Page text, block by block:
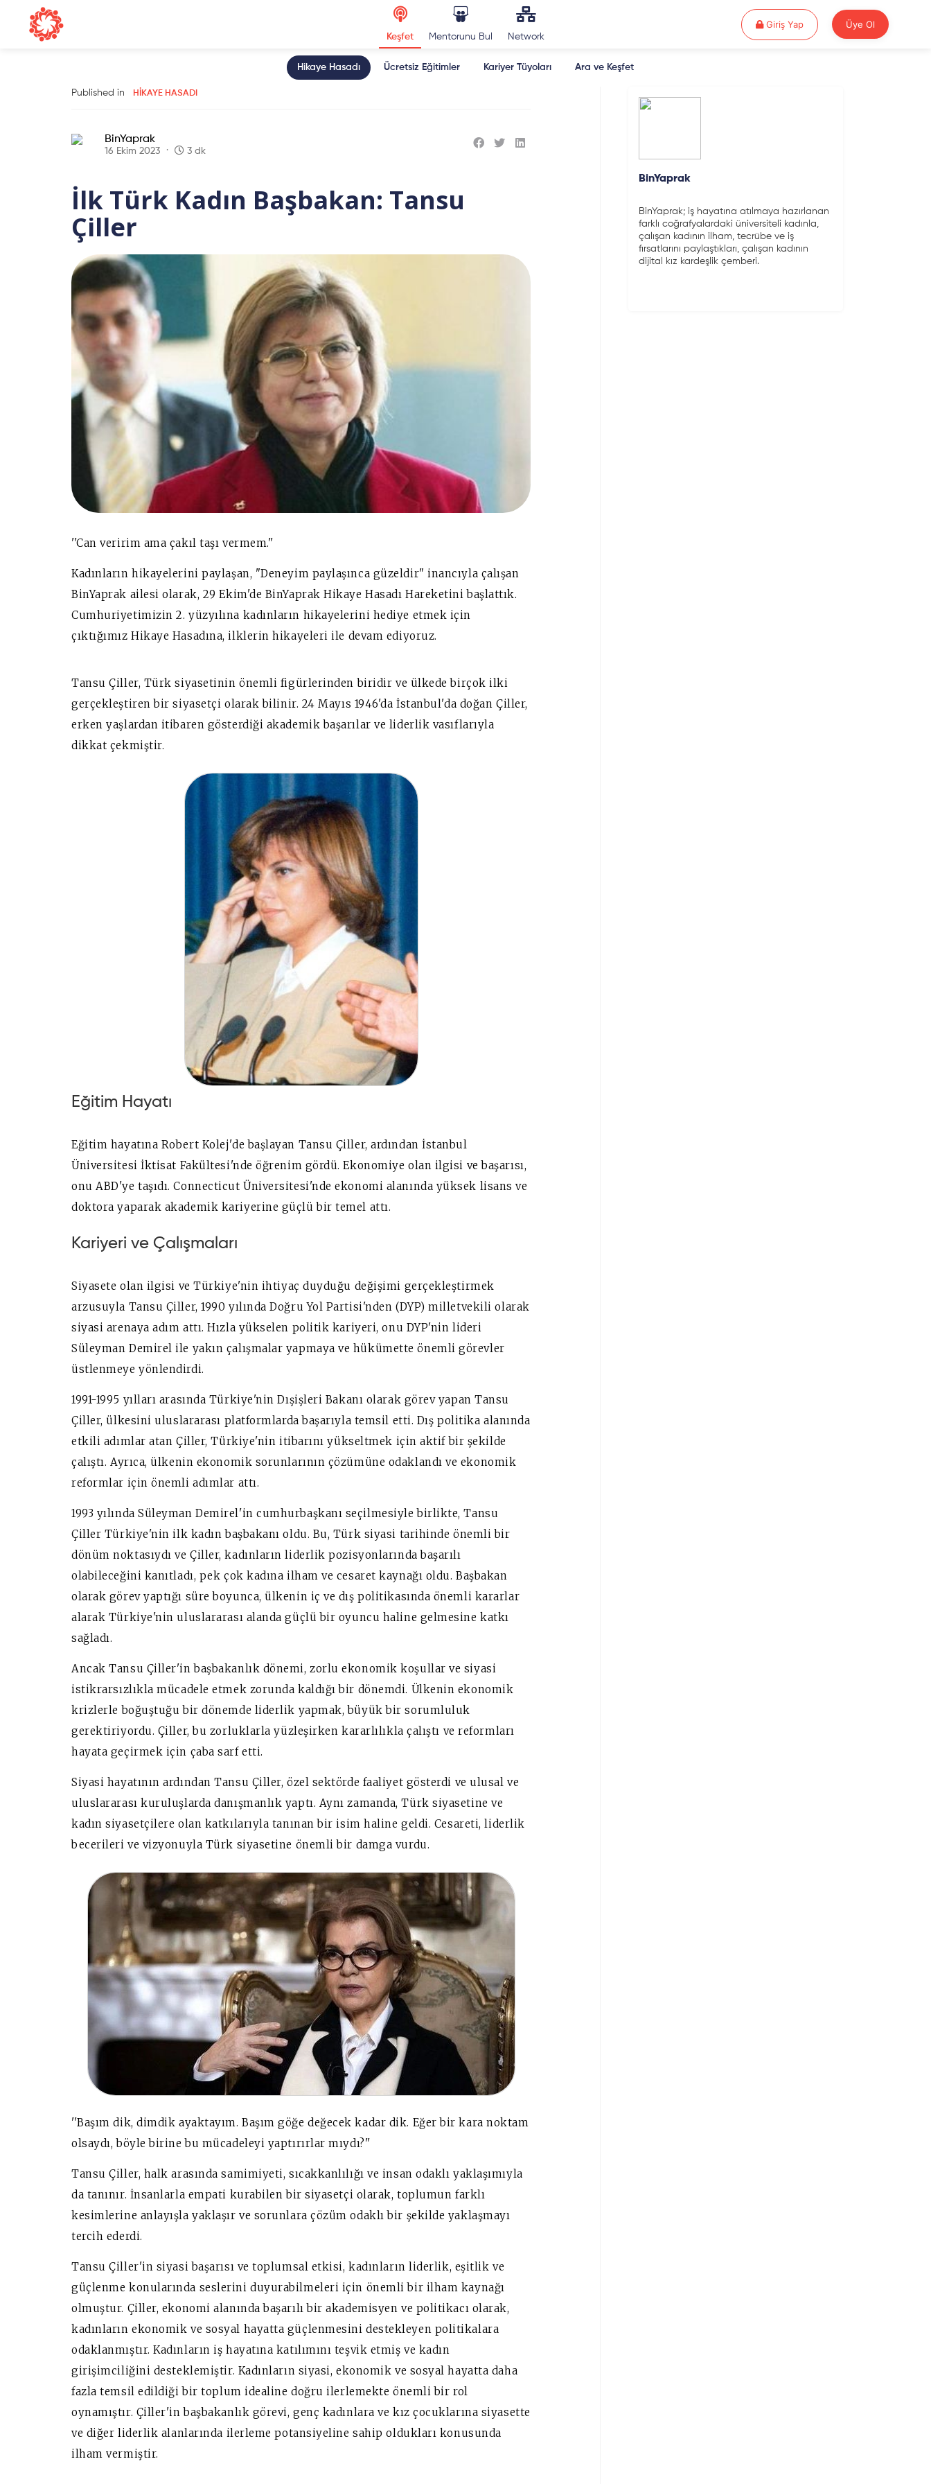
Keşfet Mentorunu Bul Network
Giriş YapGiriş Yap Üye Ol
Hikaye Hasadı Ücretsiz Eğitimler Kariyer Tüyoları Ara ve Keşfet
Published in HIKAYE HASADI
BinYaprak
16 Ekim 2023 3 dk
İlk Türk Kadın Başbakan: Tansu
Çiller
''Can veririm ama çakıl taşı vermem.''
Kadınların hikayelerini paylaşan, "Deneyim paylaşınca güzeldir" inancıyla çalışan
BinYaprak ailesi olarak, 29 Ekim'de BinYaprak Hikaye Hasadı Hareketini başlattık.
Cumhuriyetimizin 2. yüzyılına kadınların hikayelerini hediye etmek için
çıktığımız Hikaye Hasadına, ilklerin hikayeleri ile devam ediyoruz.
Tansu Çiller, Türk siyasetinin önemli figürlerinden biridir ve ülkede birçok ilki
gerçekleştiren bir siyasetçi olarak bilinir. 24 Mayıs 1946'da İstanbul'da doğan Çiller,
erken yaşlardan itibaren gösterdiği akademik başarılar ve liderlik vasıflarıyla
dikkat çekmiştir.
Eğitim Hayatı
Eğitim hayatına Robert Kolej'de başlayan Tansu Çiller, ardından İstanbul
Üniversitesi İktisat Fakültesi'nde öğrenim gördü. Ekonomiye olan ilgisi ve başarısı,
onu ABD'ye taşıdı. Connecticut Üniversitesi'nde ekonomi alanında yüksek lisans ve
doktora yaparak akademik kariyerine güçlü bir temel attı.
Kariyeri ve Çalışmaları
Siyasete olan ilgisi ve Türkiye'nin ihtiyaç duyduğu değişimi gerçekleştirmek
arzusuyla Tansu Çiller, 1990 yılında Doğru Yol Partisi'nden (DYP) milletvekili olarak
siyasi arenaya adım attı. Hızla yükselen politik kariyeri, onu DYP'nin lideri
Süleyman Demirel ile yakın çalışmalar yapmaya ve hükümette önemli görevler
üstlenmeye yönlendirdi.
1991-1995 yılları arasında Türkiye'nin Dışişleri Bakanı olarak görev yapan Tansu
Çiller, ülkesini uluslararası platformlarda başarıyla temsil etti. Dış politika alanında
etkili adımlar atan Çiller, Türkiye'nin itibarını yükseltmek için aktif bir şekilde
çalıştı. Ayrıca, ülkenin ekonomik sorunlarının çözümüne odaklandı ve ekonomik
reformlar için önemli adımlar attı.
1993 yılında Süleyman Demirel'in cumhurbaşkanı seçilmesiyle birlikte, Tansu
Çiller Türkiye'nin ilk kadın başbakanı oldu. Bu, Türk siyasi tarihinde önemli bir
dönüm noktasıydı ve Çiller, kadınların liderlik pozisyonlarında başarılı
olabileceğini kanıtladı, pek çok kadına ilham ve cesaret kaynağı oldu. Başbakan
olarak görev yaptığı süre boyunca, ülkenin iç ve dış politikasında önemli kararlar
alarak Türkiye'nin uluslararası alanda güçlü bir oyuncu haline gelmesine katkı
sağladı.
Ancak Tansu Çiller'in başbakanlık dönemi, zorlu ekonomik koşullar ve siyasi
istikrarsızlıkla mücadele etmek zorunda kaldığı bir dönemdi. Ülkenin ekonomik
krizlerle boğuştuğu bir dönemde liderlik yapmak, büyük bir sorumluluk
gerektiriyordu. Çiller, bu zorluklarla yüzleşirken kararlılıkla çalıştı ve reformları
hayata geçirmek için çaba sarf etti.
Siyasi hayatının ardından Tansu Çiller, özel sektörde faaliyet gösterdi ve ulusal ve
uluslararası kuruluşlarda danışmanlık yaptı. Aynı zamanda, Türk siyasetine ve
kadın siyasetçilere olan katkılarıyla tanınan bir isim haline geldi. Cesareti, liderlik
becerileri ve vizyonuyla Türk siyasetine önemli bir damga vurdu.
''Başım dik, dimdik ayaktayım. Başım göğe değecek kadar dik. Eğer bir kara noktam
olsaydı, böyle birine bu mücadeleyi yaptırırlar mıydı?''
Tansu Çiller, halk arasında samimiyeti, sıcakkanlılığı ve insan odaklı yaklaşımıyla
da tanınır. İnsanlarla empati kurabilen bir siyasetçi olarak, toplumun farklı
kesimlerine anlayışla yaklaşır ve sorunlara çözüm odaklı bir şekilde yaklaşmayı
tercih ederdi.
Tansu Çiller'in siyasi başarısı ve toplumsal etkisi, kadınların liderlik, eşitlik ve
güçlenme konularında seslerini duyurabilmeleri için önemli bir ilham kaynağı
olmuştur. Çiller, ekonomi alanında başarılı bir akademisyen ve politikacı olarak,
kadınların ekonomik ve sosyal hayatta güçlenmesini destekleyen politikalara
odaklanmıştır. Kadınların iş hayatına katılımını teşvik etmiş ve kadın
girişimciliğini desteklemiştir. Kadınların siyasi, ekonomik ve sosyal hayatta daha
fazla temsil edildiği bir toplum idealine doğru ilerlemekte önemli bir rol
oynamıştır. Çiller'in başbakanlık görevi, genç kadınlara ve kız çocuklarına siyasette
ve diğer liderlik alanlarında ilerleme potansiyeline sahip oldukları konusunda
ilham vermiştir.
BinYaprak
BinYaprak; iş hayatına atılmaya hazırlanan
farklı coğrafyalardaki üniversiteli kadınla,
çalışan kadının ilham, tecrübe ve iş
fırsatlarını paylaştıkları, çalışan kadının
dijital kız kardeşlik çemberi.